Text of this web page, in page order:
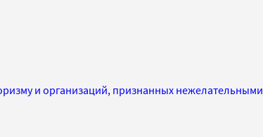
и организаций, признанных нежелательными